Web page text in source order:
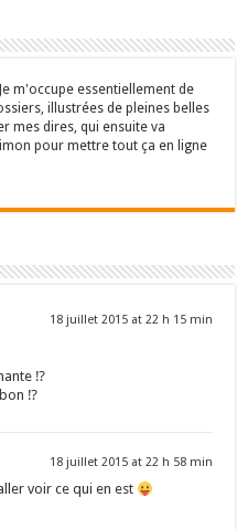
m'occupe essentiellement de
illustrées de pleines belles
mes dires, qui ensuite va
pour mettre tout ça en ligne
18 juillet 2015 at 22 h 15 min
⁉
⁉
18 juillet 2015 at 22 h 58 min
voir ce qui en est